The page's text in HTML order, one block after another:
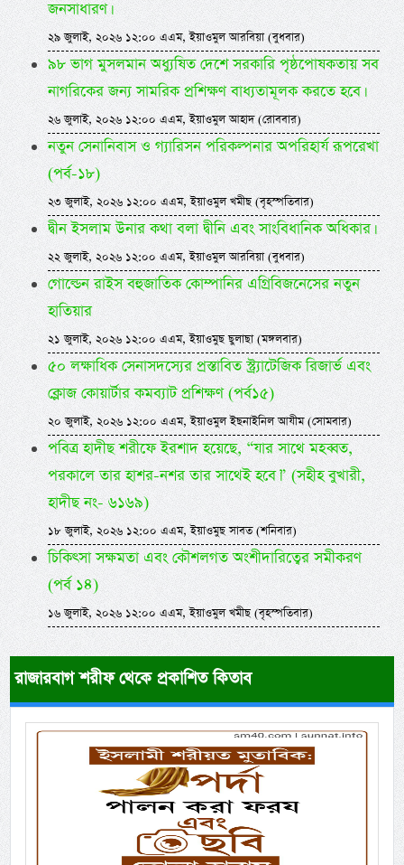
জনসাধারণ।
২৯ জুলাই, ২০২৬ ১২:০০ এএম, ইয়াওমুল আরবিয়া (বুধবার)
৯৮ ভাগ মুসলমান অধ্যুষিত দেশে সরকারি পৃষ্ঠপোষকতায় সব
নাগরিকের জন্য সামরিক প্রশিক্ষণ বাধ্যতামূলক করতে হবে।
২৬ জুলাই, ২০২৬ ১২:০০ এএম, ইয়াওমুল আহাদ (রোববার)
নতুন সেনানিবাস ও গ্যারিসন পরিকল্পনার অপরিহার্য রূপরেখা
(পর্ব-১৮)
২৩ জুলাই, ২০২৬ ১২:০০ এএম, ইয়াওমুল খমীছ (বৃহস্পতিবার)
দ্বীন ইসলাম উনার কথা বলা দ্বীনি এবং সাংবিধানিক অধিকার।
২২ জুলাই, ২০২৬ ১২:০০ এএম, ইয়াওমুল আরবিয়া (বুধবার)
গোল্ডেন রাইস বহুজাতিক কোম্পানির এগ্রিবিজনেসের নতুন
হাতিয়ার
২১ জুলাই, ২০২৬ ১২:০০ এএম, ইয়াওমুছ ছুলাছা (মঙ্গলবার)
৫০ লক্ষাধিক সেনাসদস্যের প্রস্তাবিত স্ট্র্যাটেজিক রিজার্ভ এবং
ক্লোজ কোয়ার্টার কমব্যাট প্রশিক্ষণ (পর্ব১৫)
২০ জুলাই, ২০২৬ ১২:০০ এএম, ইয়াওমুল ইছনাইনিল আযীম (সোমবার)
পবিত্র হাদীছ শরীফে ইরশাদ হয়েছে, “যার সাথে মহব্বত,
পরকালে তার হাশর-নশর তার সাথেই হবে।” (সহীহ বুখারী,
হাদীছ নং- ৬১৬৯)
১৮ জুলাই, ২০২৬ ১২:০০ এএম, ইয়াওমুছ সাবত (শনিবার)
চিকিৎসা সক্ষমতা এবং কৌশলগত অংশীদারিত্বের সমীকরণ
(পর্ব ১৪)
১৬ জুলাই, ২০২৬ ১২:০০ এএম, ইয়াওমুল খমীছ (বৃহস্পতিবার)
রাজারবাগ শরীফ থেকে প্রকাশিত কিতাব